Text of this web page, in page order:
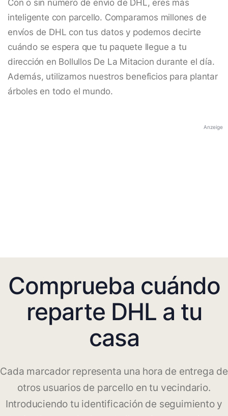
Con o sin número de envío de DHL, eres más
inteligente con parcello. Comparamos millones de
envíos de DHL con tus datos y podemos decirte
cuándo se espera que tu paquete llegue a tu
dirección en Bollullos De La Mitacion durante el día.
Además, utilizamos nuestros beneficios para plantar
árboles en todo el mundo.
Anzeige
Comprueba cuándo
reparte DHL a tu
casa
Cada marcador representa una hora de entrega de
otros usuarios de parcello en tu vecindario.
Introduciendo tu identificación de seguimiento y